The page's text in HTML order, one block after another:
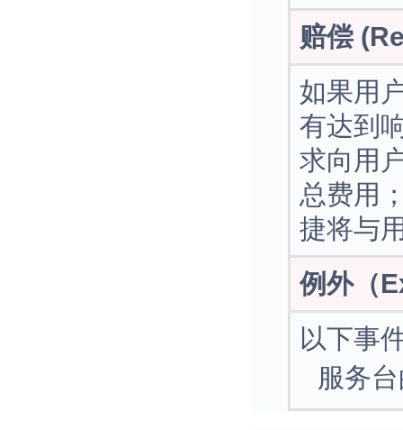
赔偿
如果用
有达到
求向用
总费用
捷将与
例外（
以下事
服务